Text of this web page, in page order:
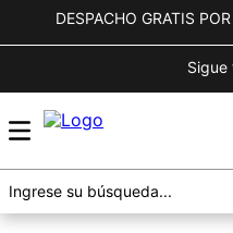
DESPACHO GRATIS